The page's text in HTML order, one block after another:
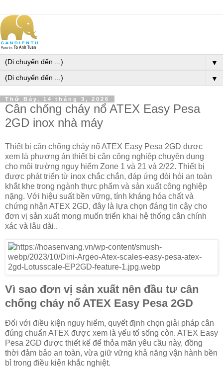
▼
▼
Thứ Bảy, 14 tháng 3, 2026
Cân chống cháy nổ ATEX Easy Pesa
2GD inox nhà máy
Thiết bị cân chống cháy nổ ATEX Easy Pesa 2GD được
xem là phương án thiết bị cân công nghiệp chuyên dụng
cho môi trường nguy hiểm Zone 1 và 21 và 2/22. Thiết bị
được phát triển từ inox chắc chắn, đáp ứng đòi hỏi an toàn
khắt khe trong ngành thực phẩm và sản xuất công nghiệp
nặng. Với hiệu suất bền vững, tính kháng hóa chất và
chứng nhận ATEX 2GD, đây là lựa chọn đáng tin cậy cho
đơn vị sản xuất mong muốn triển khai hệ thống cân chính
xác và lâu dài..
Vì sao đơn vị sản xuất nên đầu tư cân
chống cháy nổ ATEX Easy Pesa 2GD
Đối với điều kiện nguy hiểm, quyết định chọn giải pháp cân
đúng chuẩn ATEX được xem là yếu tố sống còn. ATEX Easy
Pesa 2GD được thiết kế để thỏa mãn yêu cầu này, đồng
thời đảm bảo an toàn, vừa giữ vững khả năng vận hành bền
bỉ trong điều kiện khắc nghiệt.